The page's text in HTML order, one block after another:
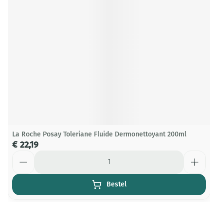
La Roche Posay Toleriane Fluide Dermonettoyant 200ml
€ 22,19
Bestel